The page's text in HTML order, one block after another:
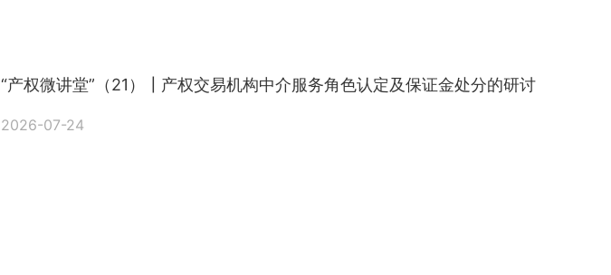
“产权微讲堂”（21）┃产权交易机构中介服务角色认定及保证金处分的研讨
2026-07-24